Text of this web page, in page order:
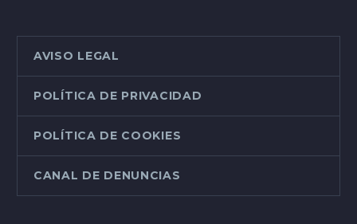
AVISO LEGAL
POLÍTICA DE PRIVACIDAD
POLÍTICA DE COOKIES
CANAL DE DENUNCIAS